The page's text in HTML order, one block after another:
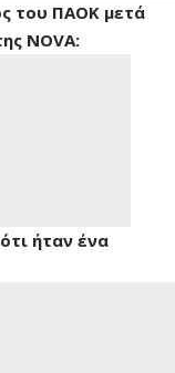
του ΠΑΟΚ μετά
NOVA:
ήταν ένα